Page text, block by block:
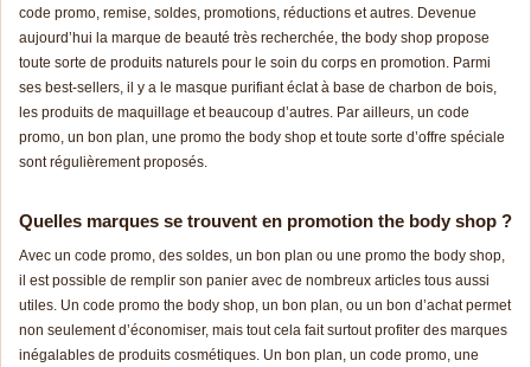
code promo, remise, soldes, promotions, réductions et autres. Devenue
aujourd’hui la marque de beauté très recherchée, the body shop propose
toute sorte de produits naturels pour le soin du corps en promotion. Parmi
ses best-sellers, il y a le masque purifiant éclat à base de charbon de bois,
les produits de maquillage et beaucoup d’autres. Par ailleurs, un code
promo, un bon plan, une promo the body shop et toute sorte d’offre spéciale
sont régulièrement proposés.
Quelles marques se trouvent en promotion the body shop ?
Avec un code promo, des soldes, un bon plan ou une promo the body shop,
il est possible de remplir son panier avec de nombreux articles tous aussi
utiles. Un code promo the body shop, un bon plan, ou un bon d’achat permet
non seulement d’économiser, mais tout cela fait surtout profiter des marques
inégalables de produits cosmétiques. Un bon plan, un code promo, une